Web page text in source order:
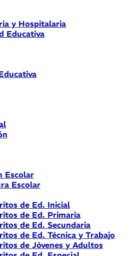
y Hospitalaria
Educativa
Escolar
Escolar
de Ed. Inicial
de Ed. Primaria
de Ed. Secundaria
de Ed. Técnica y Trabajo
de Jóvenes y Adultos